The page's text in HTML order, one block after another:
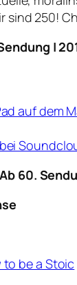
sind 250!
|
auf dem
60.
to be a Stoic